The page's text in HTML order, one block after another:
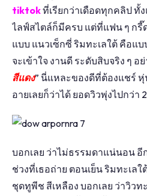
tiktokที่เรียกว่าเดือดทุกคลิป ทั้
ไลฟ์สไตล์ก็มีครบ แต่ที่แฟน ๆ กรี๊
แบบ แนวเซ็กซี่ ริมทะเลใต้ คือแ
จะเข้าใจ งานดี ระดับสิบจริง ๆ อ
สีแดง” นี่แหละของดีที่ต้องแชร์ หุ่
อายเลยก็ว่าได้ ยอดวิวพุ่งไปกว่า
บอกเลย ว่าไม่ธรรมดาแน่นอน
ช่วงที่เธอถ่าย ตอนเย็น ริมทะเล
ชุดทูพีช สีเหลือง บอกเลย ว่าวิวท